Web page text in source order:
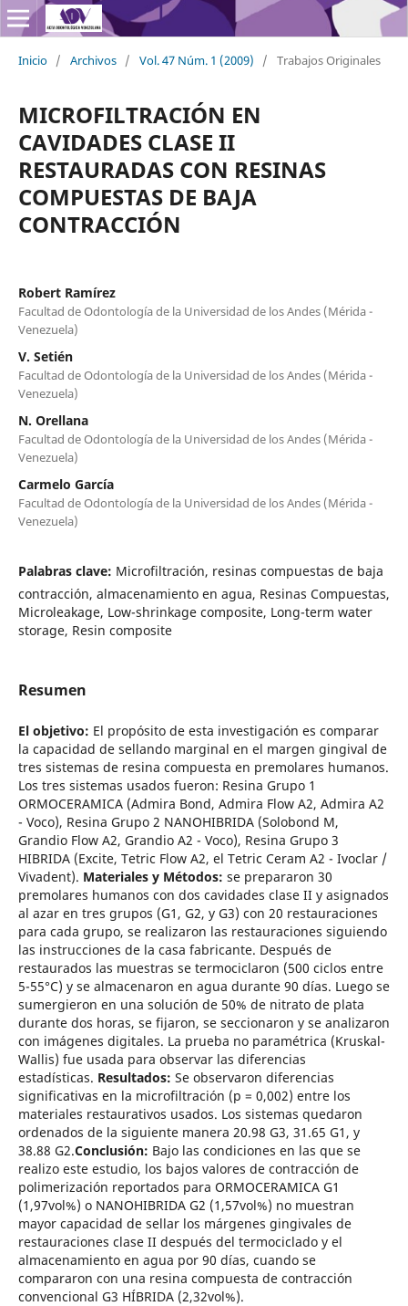
Inicio / Archivos / Vol. 47 Núm. 1 (2009) / Trabajos Originales
MICROFILTRACIÓN EN
CAVIDADES CLASE II
RESTAURADAS CON RESINAS
COMPUESTAS DE BAJA
CONTRACCIÓN
Robert Ramírez
Facultad de Odontología de la Universidad de los Andes (Mérida -
Venezuela)
V. Setién
Facultad de Odontología de la Universidad de los Andes (Mérida -
Venezuela)
N. Orellana
Facultad de Odontología de la Universidad de los Andes (Mérida -
Venezuela)
Carmelo García
Facultad de Odontología de la Universidad de los Andes (Mérida -
Venezuela)
Palabras clave: Microfiltración, resinas compuestas de baja
contracción, almacenamiento en agua, Resinas Compuestas,
Microleakage, Low-shrinkage composite, Long-term water
storage, Resin composite
Resumen
El objetivo: El propósito de esta investigación es comparar
la capacidad de sellando marginal en el margen gingival de
tres sistemas de resina compuesta en premolares humanos.
Los tres sistemas usados fueron: Resina Grupo 1
ORMOCERAMICA (Admira Bond, Admira Flow A2, Admira A2
- Voco), Resina Grupo 2 NANOHIBRIDA (Solobond M,
Grandio Flow A2, Grandio A2 - Voco), Resina Grupo 3
HIBRIDA (Excite, Tetric Flow A2, el Tetric Ceram A2 - Ivoclar /
Vivadent). Materiales y Métodos: se prepararon 30
premolares humanos con dos cavidades clase II y asignados
al azar en tres grupos (G1, G2, y G3) con 20 restauraciones
para cada grupo, se realizaron las restauraciones siguiendo
las instrucciones de la casa fabricante. Después de
restaurados las muestras se termociclaron (500 ciclos entre
5-55°C) y se almacenaron en agua durante 90 días. Luego se
sumergieron en una solución de 50% de nitrato de plata
durante dos horas, se fijaron, se seccionaron y se analizaron
con imágenes digitales. La prueba no paramétrica (Kruskal-
Wallis) fue usada para observar las diferencias
estadísticas. Resultados: Se observaron diferencias
significativas en la microfiltración (p = 0,002) entre los
materiales restaurativos usados. Los sistemas quedaron
ordenados de la siguiente manera 20.98 G3, 31.65 G1, y
38.88 G2.Conclusión: Bajo las condiciones en las que se
realizo este estudio, los bajos valores de contracción de
polimerización reportados para ORMOCERAMICA G1
(1,97vol%) o NANOHIBRIDA G2 (1,57vol%) no muestran
mayor capacidad de sellar los márgenes gingivales de
restauraciones clase II después del termociclado y el
almacenamiento en agua por 90 días, cuando se
compararon con una resina compuesta de contracción
convencional G3 HÍBRIDA (2,32vol%).